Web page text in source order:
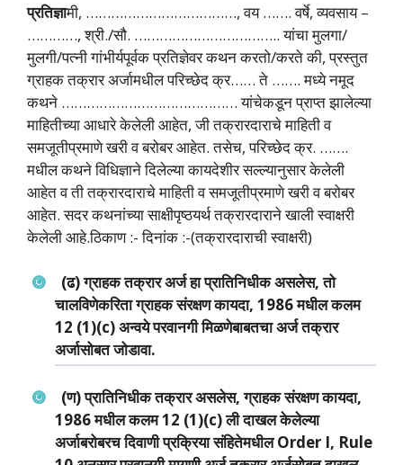
प्रतिज्ञामी, ………………………………, वय ……. वर्षे, व्‍यवसाय –
…………, श्री./सौ. …………………………….. यांचा मुलगा/
मुलगी/पत्‍नी गांभीर्यपूर्वक प्रतिज्ञेवर कथन करतो/करते की, प्रस्‍तुत
ग्राहक तक्रार अर्जामधील परिच्‍छेद क्र…… ते ……. मध्‍ये नमूद
कथने …………………………………… यांचेकडून प्राप्‍त झालेल्‍या
माहितीच्‍या आधारे केलेली आहेत, जी तक्रारदाराचे माहिती व
समजूतीप्रमाणे खरी व बरोबर आहेत. तसेच, परिच्‍छेद क्र. …….
मधील कथने विधिज्ञाने दिलेल्‍या कायदेशीर सल्‍ल्‍यानुसार केलेली
आहेत व ती तक्रारदाराचे माहिती व समजूतीप्रमाणे खरी व बरोबर
आहेत. सदर कथनांच्‍या साक्षीपृष्‍ठयर्थ तक्रारदाराने खाली स्‍वाक्षरी
केलेली आहे.ठिकाण :- दिनांक :-(तक्रारदाराची स्‍वाक्षरी)
(ढ) ग्राहक तक्रार अर्ज हा प्रातिनिधीक असलेस, तो
चालविणेकरिता ग्राहक संरक्षण कायदा, 1986 मधील कलम
12 (1)(c) अन्‍वये परवानगी मिळणेबाबतचा अर्ज तक्रार
अर्जासोबत जोडावा.
(ण) प्रातिनिधीक तक्रार असलेस, ग्राहक संरक्षण कायदा,
1986 मधील कलम 12 (1)(c) ली दाखल केलेल्‍या
अर्जाबरोबरच दिवाणी प्रक्रिया संहितेमधील Order I, Rule